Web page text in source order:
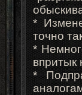
*
точно
*
*